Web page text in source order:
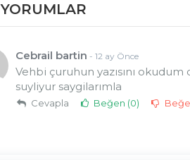
YORUMLAR
Cebrail bartin - 12 ay Önce
Vehbi çuruhun yazısını
suyliyur saygilarımla
Cevapla Beğen (0)